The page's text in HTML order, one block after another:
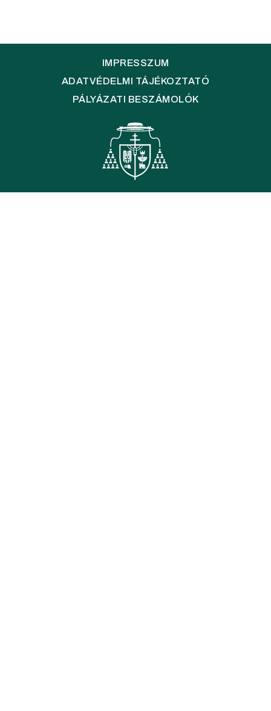
IMPRESSZUM
ADATVÉDELMI TÁJÉKOZTATÓ
PÁLYÁZATI BESZÁMOLÓK